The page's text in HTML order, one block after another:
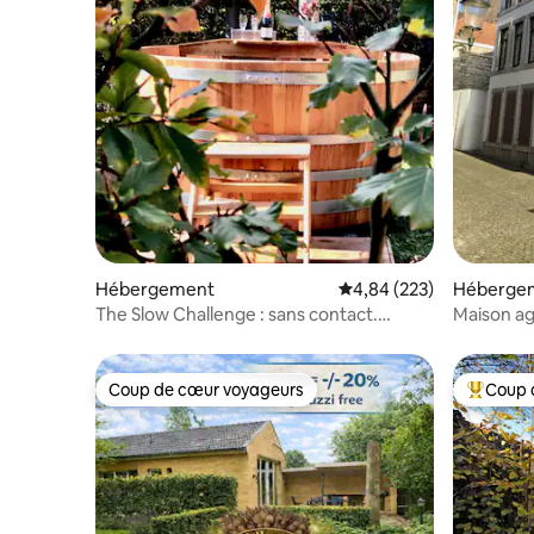
Hébergement Évaluation moyenne
4,84 (223)
The Slow Challenge : sans contact.
Maison
Coup de cœur voyageurs
Coup de cœur voyageurs Coups
Coup